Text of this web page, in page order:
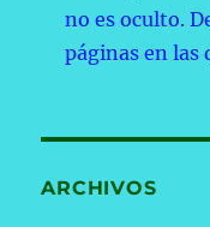
no es oculto.
páginas en las
ARCHIVOS